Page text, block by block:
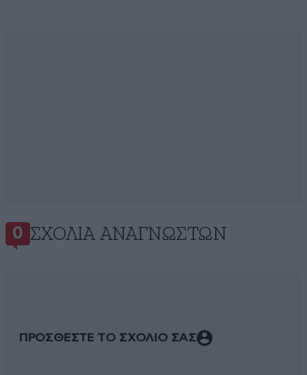
0 ΣΧΌΛΙΑ ΑΝΑΓΝΩΣΤΏΝ
ΠΡΟΣΘΕΣΤΕ ΤΟ ΣΧΟΛΙΟ ΣΑΣ